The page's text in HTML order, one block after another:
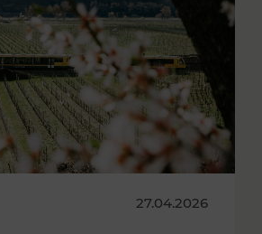
27.04.2026